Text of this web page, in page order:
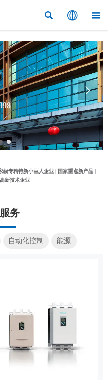
  
”的专业制造商

级专精特新小巨人企业 | 国家重点新产品 |
新技术企业
务
自动化控制 能源